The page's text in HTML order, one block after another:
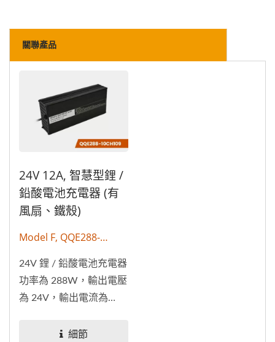
關聯產品
24V 12A, 智慧型鋰 /
鉛酸電池充電器 (有
風扇、鐵殼)
Model F, QQE288-
10CH109
24V 鋰 / 鉛酸電池充電器
功率為 288W，輸出電壓
為 24V，輸出電流為
各種車輛，包括電動腳踏
細節